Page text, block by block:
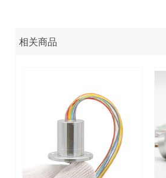
相关商品